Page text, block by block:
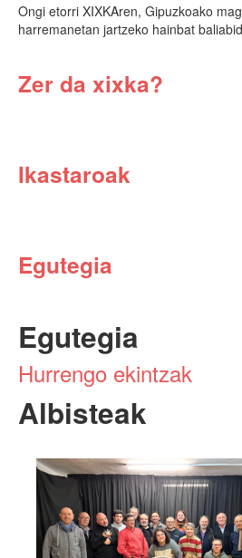
Ongi etorri XIXKAren, Gipuzkoako
harremanetan jartzeko hainbat
Zer da xixka?
Ikastaroak
Egutegia
Egutegia
Hurrengo ekintzak
Albisteak